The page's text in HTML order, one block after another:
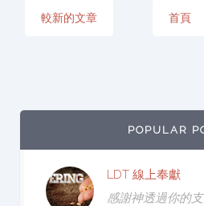
較新的文章 首頁
POPULAR
LDT 線上奉獻
感謝神透過你的